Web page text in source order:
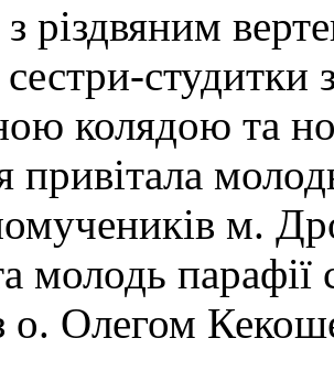
з різдвяним
сестри-
колядою та
привітала
м.
молодь
о. Олегом